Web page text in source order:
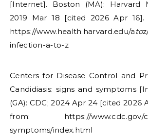
[Internet]. Boston (MA): Harvard
2019 Mar 18 [cited 2026 Apr 16].
https://www.health.harvard.edu/a to
infection-a-to-z
Centers for Disease Control and
Candidiasis: signs and symptoms
(GA): CDC; 2024 Apr 24 [cited 2026
from: https://www.cdc.gov/
symptoms/index.html